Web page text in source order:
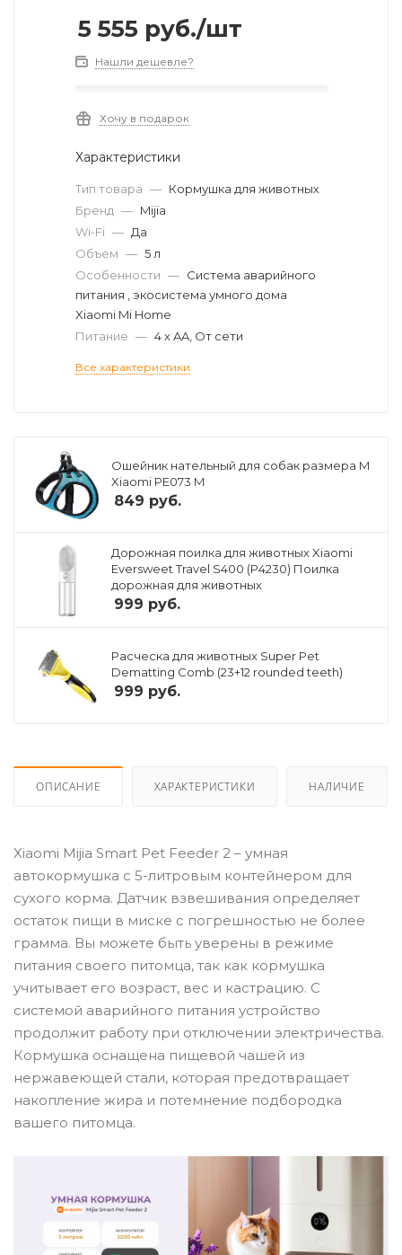
5 555 руб./шт
Нашли дешевле?
Хочу в подарок
Характеристики
Тип товара — Кормушка для животных
Бренд — Mijia
Wi-Fi — Да
Объем — 5 л
Особенности — Система аварийного
питания , экосистема умного дома
Xiaomi Mi Home
Питание — 4 x AA, От сети
Все характеристики
Ошейник нательный для собак размера M
Xiaomi PE073 M
849 руб.
Дорожная поилка для животных Xiaomi
Eversweet Travel S400 (P4230) Поилка
дорожная для животных
999 руб.
Расческа для животных Super Pet
Dematting Comb (23+12 rounded teeth)
999 руб.
ОПИСАНИЕ ХАРАКТЕРИСТИКИ НАЛИЧИЕ
Xiaomi Mijia Smart Pet Feeder 2 – умная
автокормушка с 5-литровым контейнером для
сухого корма. Датчик взвешивания определяет
остаток пищи в миске с погрешностью не более
грамма. Вы можете быть уверены в режиме
питания своего питомца, так как кормушка
учитывает его возраст, вес и кастрацию. С
системой аварийного питания устройство
продолжит работу при отключении электричества.
Кормушка оснащена пищевой чашей из
нержавеющей стали, которая предотвращает
накопление жира и потемнение подбородка
вашего питомца.